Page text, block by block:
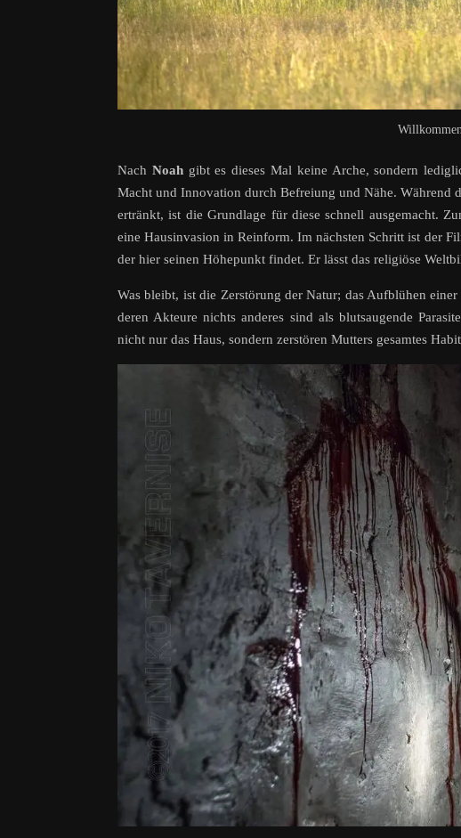
Nach Noahgibt es dieses Mal keine Arche, sondern
Macht und Innovation durch Befreiung und Nähe. Während
ertränkt, ist die Grundlage für diese schnell ausgemacht.
eine Hausinvasion in Reinform. Im nächsten Schritt ist der
der hier seinen Höhepunkt findet. Er lässt das religiöse
Was bleibt, ist die Zerstörung der Natur; das Aufblühen
deren Akteure nichts anderes sind als blutsaugende
nicht nur das Haus, sondern zerstören Mutters gesamtes